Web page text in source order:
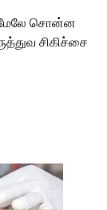
மேலே சொன்ன
சிகிச்சை